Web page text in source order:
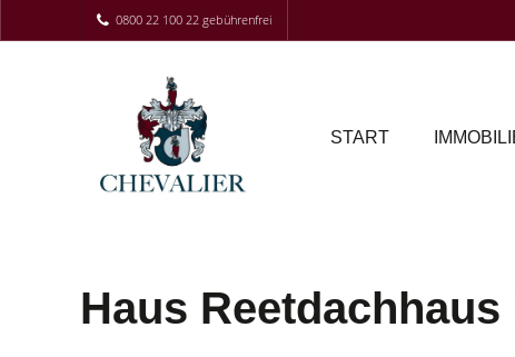
0800 22 100 22 gebührenfrei
START
Haus Reetdachhaus